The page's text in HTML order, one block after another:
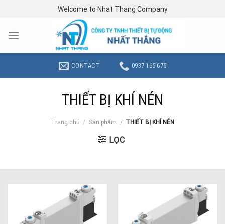
content
Welcome to Nhat Thang Company
CONTACT 0937 165 675
THIẾT BỊ KHÍ NÉN
Trang chủ / Sản phẩm / THIẾT BỊ KHÍ NÉN
LỌC